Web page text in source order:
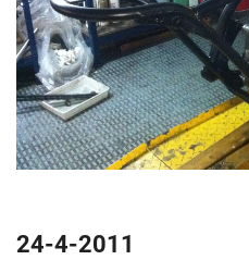
24-4-2011